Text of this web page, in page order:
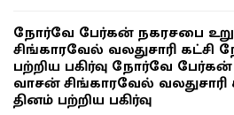
நோர்வே பேர்கன் நகரசபை
சிங்காரவேல் வலதுசாரி கட்சி
பற்றிய பகிர்வு நோர்வே
வாசன் சிங்காரவேல்
தினம் பற்றிய பகிர்வு